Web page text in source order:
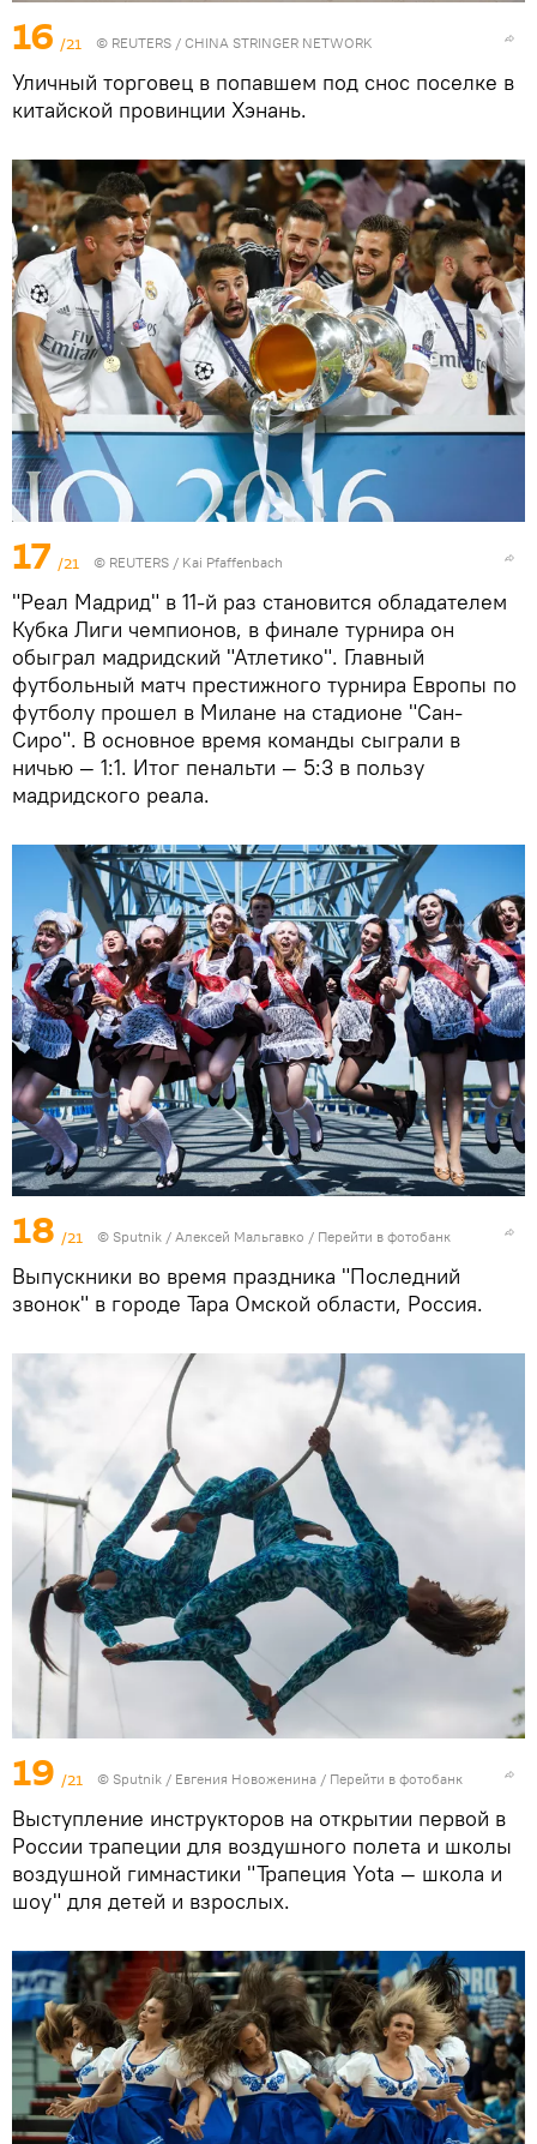
16 /21 © REUTERS / CHINA STRINGER NETWORK
Уличный торговец в попавшем под снос поселке в
китайской провинции Хэнань.
17 /21 © REUTERS / Kai Pfaffenbach
"Реал Мадрид" в 11-й раз становится обладателем
Кубка Лиги чемпионов, в финале турнира он
обыграл мадридский "Атлетико". Главный
футбольный матч престижного турнира Европы по
футболу прошел в Милане на стадионе "Сан-
Сиро". В основное время команды сыграли в
ничью — 1:1. Итог пенальти — 5:3 в пользу
мадридского реала.
18 /21 © Sputnik / Алексей Мальгавко / Перейти в фотобанк
Выпускники во время праздника "Последний
звонок" в городе Тара Омской области, Россия.
19 /21 © Sputnik / Евгения Новоженина / Перейти в фотобанк
Выступление инструкторов на открытии первой в
России трапеции для воздушного полета и школы
воздушной гимнастики "Трапеция Yota — школа и
шоу" для детей и взрослых.